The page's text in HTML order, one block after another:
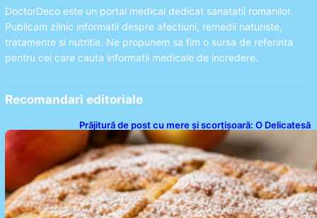
DoctorDeco este un portal medical dedicat sanatatii romanilor.
Publicam zilnic informatii despre afectiuni, remedii naturiste,
tratamente si nutritie. Ne propunem sa fim o sursa de referinta
pentru cei care cauta informatii medicale de incredere.
Recomandari editoriale
Prăjitură de post cu mere și scorțișoară: O Delicatesă
Dulce pentru Postul Adormirii Maicii Domnului